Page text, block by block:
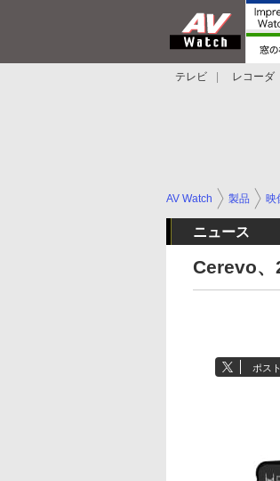
テレビ レコーダ
AV Watch 製品 映
ニュース
Cerevo、
ポスト